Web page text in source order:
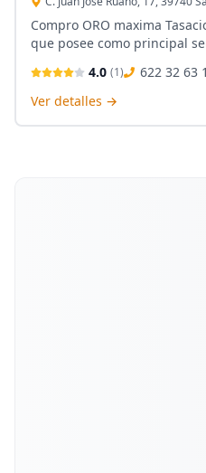
Compro ORO maxima
que posee como principal
sus empleados se
cualificado. Permite la
4.0 (1)
622 32 63
Ver detalles →